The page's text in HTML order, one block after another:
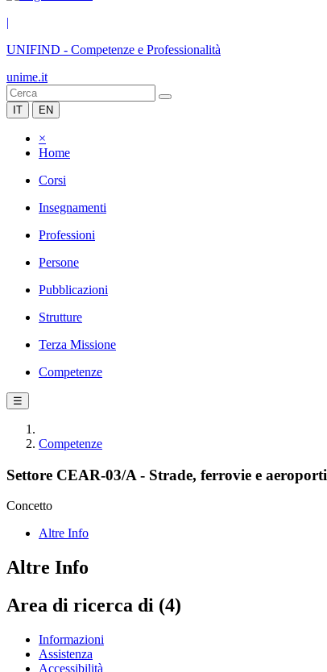
|
UNIFIND - Competenze e Professionalità
unime.it
IT EN
×
Home
Corsi
Insegnamenti
Professioni
Persone
Pubblicazioni
Strutture
Terza Missione
Competenze
☰
Competenze
Settore CEAR-03/A - Strade, ferrovie e aeroporti
Concetto
Altre Info
Altre Info
Area di ricerca di (4)
Informazioni
Assistenza
Accessibilità